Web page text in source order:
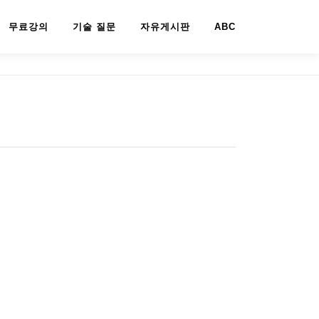
무료강의 기술 질문 자유게시판 ABC